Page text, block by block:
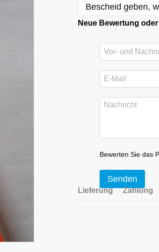
Bescheid geben,
Neue Bewertung
Bewerten Sie das
Senden
Lieferung Zahlung